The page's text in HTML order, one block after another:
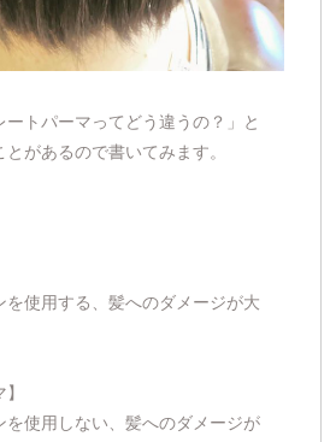
ートパーマってどう違うの？」と
があるので書いてみます。
使用する、髪へのダメージが大
使用しない、髪へのダメージが